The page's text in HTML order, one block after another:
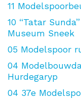
11
10 “Tatar
Museum Sneek
05 Modelspoor
04
Hurdegaryp
04 37e